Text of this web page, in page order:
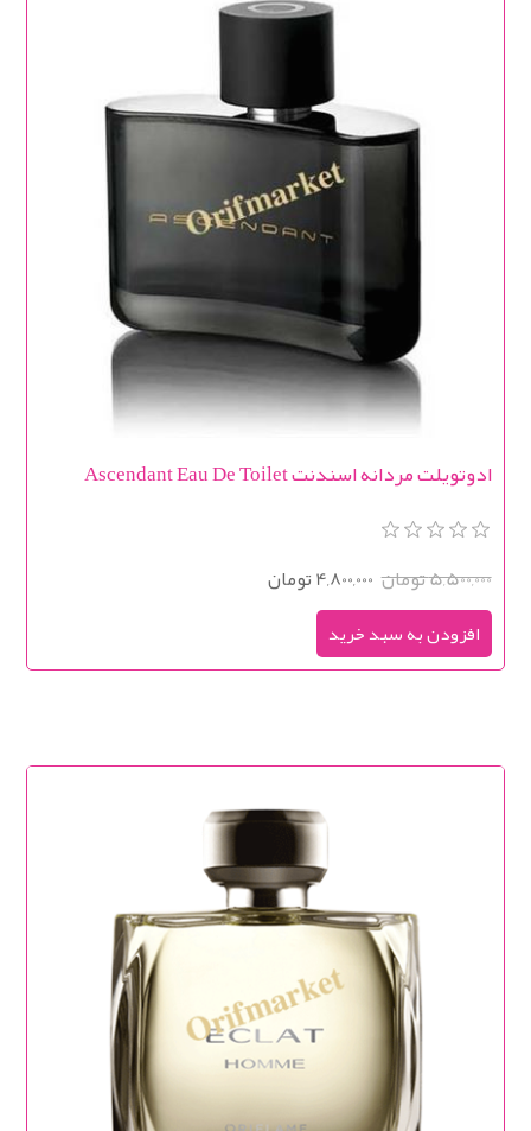
ادوتویلت مردانه اسندنت Ascendant Eau De Toilet
5,500,000 تومان 4,800,000 تومان